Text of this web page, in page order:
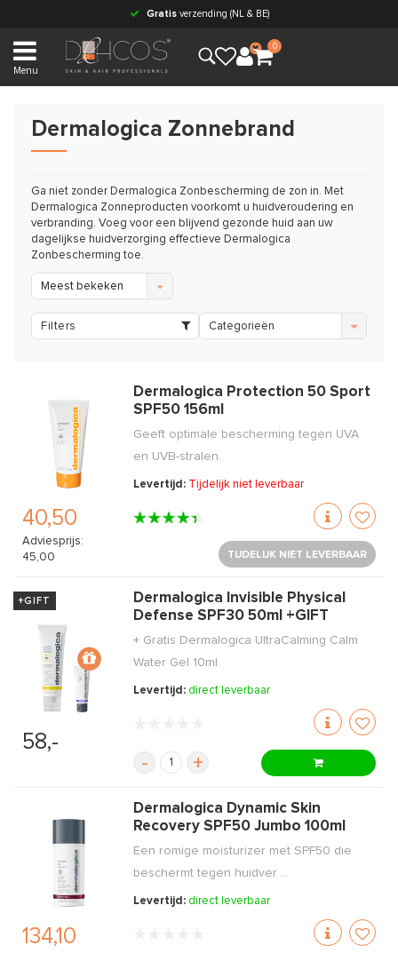
Gratisverzending (NL & BE)
Menu
0
Dermalogica Zonnebrand
Ga niet zonder Dermalogica Zonbescherming de zon in. Met
Dermalogica Zonneproducten voorkomt u huidveroudering en
verbranding. Voeg voor een blijvend gezonde huid aan uw
dagelijkse huidverzorging effectieve Dermalogica
Zonbescherming toe.
Meest bekeken
Filters Categorieën
40,50
Adviesprijs:
45,00
Dermalogica Protection 50 Sport
SPF50 156ml
Geeft optimale bescherming tegen UVA
en UVB-stralen.
Levertijd: Tijdelijk niet leverbaar
TIJDELIJK NIET LEVERBAAR
+GIFT
58,-
Dermalogica Invisible Physical
Defense SPF30 50ml +GIFT
+ Gratis Dermalogica UltraCalming Calm
Water Gel 10ml.
Levertijd: direct leverbaar
- +
134,10
Dermalogica Dynamic Skin
Recovery SPF50 Jumbo 100ml
Een romige moisturizer met SPF50 die
beschermt tegen huidver ...
Levertijd: direct leverbaar